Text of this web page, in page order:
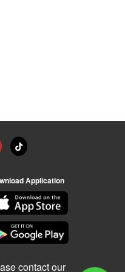
Application
contact our